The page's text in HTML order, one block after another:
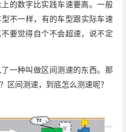
的数字比实践车速要高。一般
不一样，有的车型跟实际车速
要觉得自个不会超速，说不定
一种叫做区间测速的东西。那
区间测速，到底怎么测速呢？